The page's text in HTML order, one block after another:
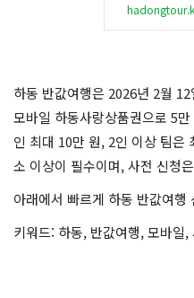
하동 반값여행은 2026년 2월
모바일 하동사랑상품권으로 5
인 최대 10만 원, 2인 이상 팀은
소 이상이 필수이며, 사전 신청
아래에서 빠르게 하동 반값여행
키워드: 하동, 반값여행, 모바일,